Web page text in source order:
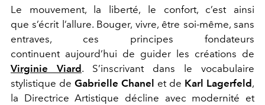
Le mouvement, la liberté, le confort, c’est ainsi
que s’écrit l’allure. Bouger, vivre, être soi-même, sans
entraves, ces principes fondateurs
continuent aujourd’hui de guider les créations de
Virginie Viard . S’inscrivant dans le vocabulaire
stylistique de Gabrielle Chanel et de Karl Lagerfeld ,
la Directrice Artistique décline avec modernité et